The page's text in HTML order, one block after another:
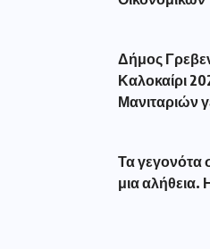
Δήμος
Καλοκαίρι
Μανιταριών
Τα γεγονότα
μια